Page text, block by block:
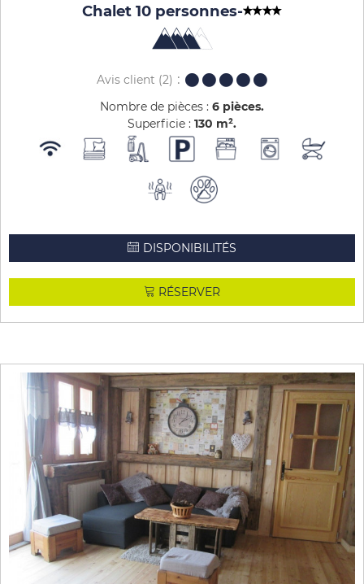
Chalet 10 personnes-
Avis client (2)
Nombre de pièces : 6 pièces
Superficie : 130 m²
DISPONIBILITÉS
RÉSERVER